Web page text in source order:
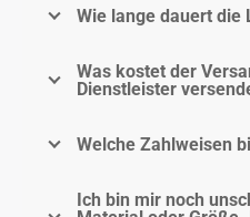
Wie lange dauert die
Was kostet der
Dienstleister
Welche Zahlweisen
Ich bin mir noch